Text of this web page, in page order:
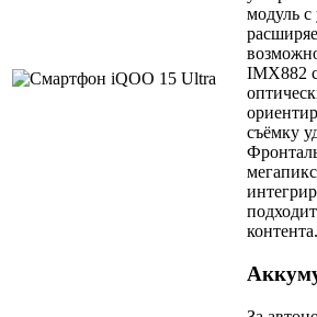
модуль с
IMX882
съёмку
контента.